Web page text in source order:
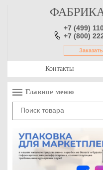
+7 (499)
+7 (800)
Контакты
Главное меню